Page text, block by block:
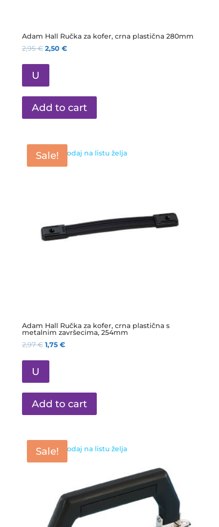
Adam Hall Ručka za kofer, crna plastična 280mm
2,95€ 2,50 €
U
Add to cart
Sale!
Adam Hall Ručka za kofer, crna plastična s
metalnim završecima, 254mm
2,97€ 1,75 €
U
Dodaj na listu želja
Add to cart
Sale! Dodaj na listu želja